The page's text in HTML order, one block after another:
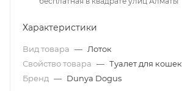
Характеристики
Вид товара — Лоток
Свойство товара — Туалет для кошек
Бренд — Dunya Dogus